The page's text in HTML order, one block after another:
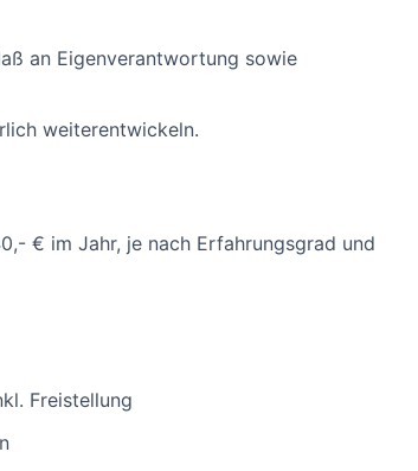
an Eigenverantwortung sowie
weiterentwickeln.
€ im Jahr, je nach Erfahrungsgrad und
Freistellung